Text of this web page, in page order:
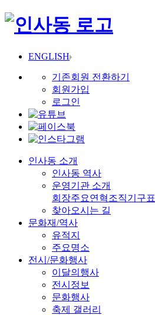
ENGLISH
기존회원 전환하기
회원가입
로그인
인사동 소개
인사동 역사
운영기관 소개
회장주요연혁조직기구표
찾아오시는 길
문화재/역사
유적지
주요명소
전시/문화행사
이달의행사
전시정보
문화행사
축제 갤러리